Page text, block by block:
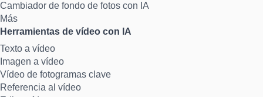
Cambiador de fondo de fotos con IA
Más
Herramientas de vídeo con IA
Texto a vídeo
Imagen a vídeo
Vídeo de fotogramas clave
Referencia al vídeo